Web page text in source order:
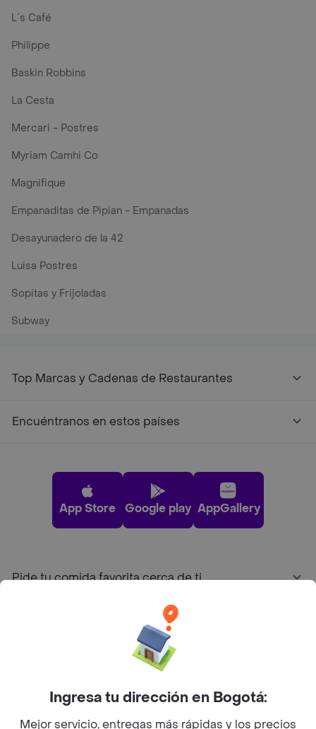
L´s Café
Philippe
Baskin Robbins
La Cesta
Mercari - Postres
Myriam Camhi Co
Magnifique
Empanaditas de Pipian - Empanadas
Desayunadero de la 42
Luisa Postres
Sopitas y Frijoladas
Subway
Top Marcas y Cadenas de Restaurantes
Encuéntranos en estos países
App Store Google play AppGallery
Pide tu comida favorita cerca de ti
Sobre RappiIngresa tu dirección en Bogotá:
Mejor servicio, entregas más rápidas y los precios